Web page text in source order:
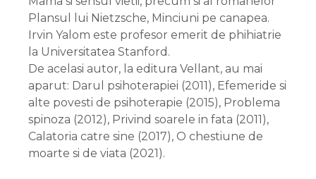
Plansul lui Nietzsche, Minciuni pe canapea.
Irvin Yalom este profesor emerit de phihiatrie
la Universitatea Stanford.
De acelasi autor, la editura Vellant, au mai
aparut: Darul psihoterapiei (2011), Efemeride si
alte povesti de psihoterapie (2015), Problema
spinoza (2012), Privind soarele in fata (2011),
Calatoria catre sine (2017), O chestiune de
moarte si de viata (2021).